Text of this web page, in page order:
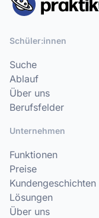
Schüler:innen
Suche
Ablauf
Über uns
Berufsfelder
Unternehmen
Funktionen
Preise
Kundengeschichten
Lösungen
Über uns